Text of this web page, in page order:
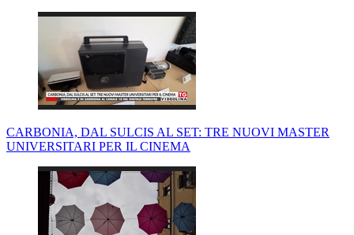
CARBONIA, DAL SULCIS AL SET: TRE NUOVI MASTER
UNIVERSITARI PER IL CINEMA